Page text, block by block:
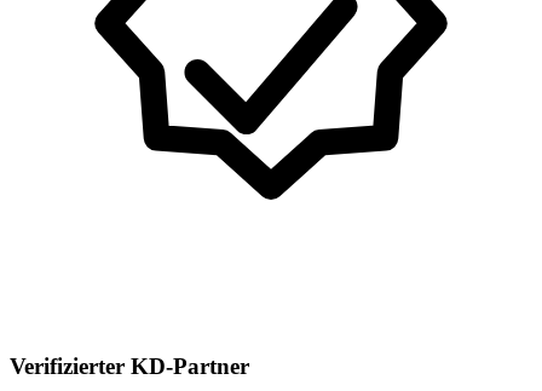
Verifizierter KD-Partner